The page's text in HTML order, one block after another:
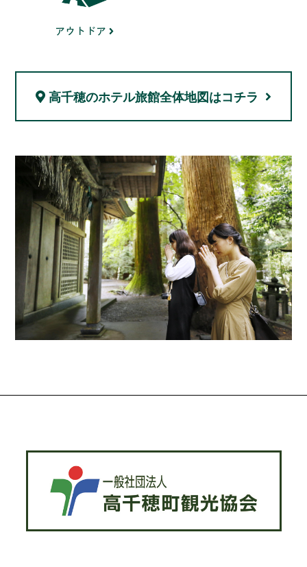
アウトドア
高千穂のホテル旅館全体地図はコチラ